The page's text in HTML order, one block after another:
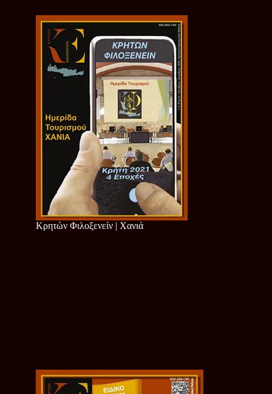
Κρητών Φιλοξενείν | Χανιά